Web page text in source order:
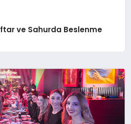
ve Sahurda Beslenme